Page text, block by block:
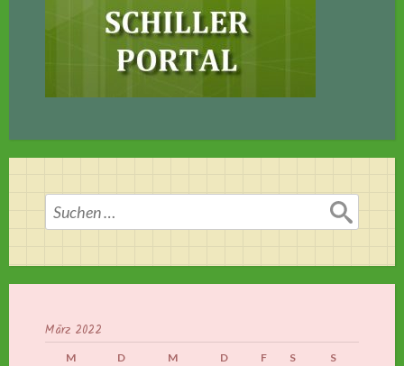
Suchen
nach:
März 2022
M D M D F S S